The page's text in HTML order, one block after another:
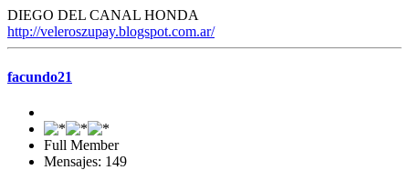
DIEGO DEL CANAL HONDA
http://veleroszupay.blogspot.com.ar/
facundo21
Full Member
Mensajes: 149